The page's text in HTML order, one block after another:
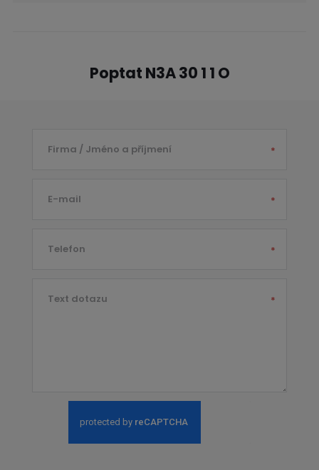
Poptat N3A 30 1 1 O
Firma / Jméno a příjmení *
E-mail *
Telefon *
Text dotazu *